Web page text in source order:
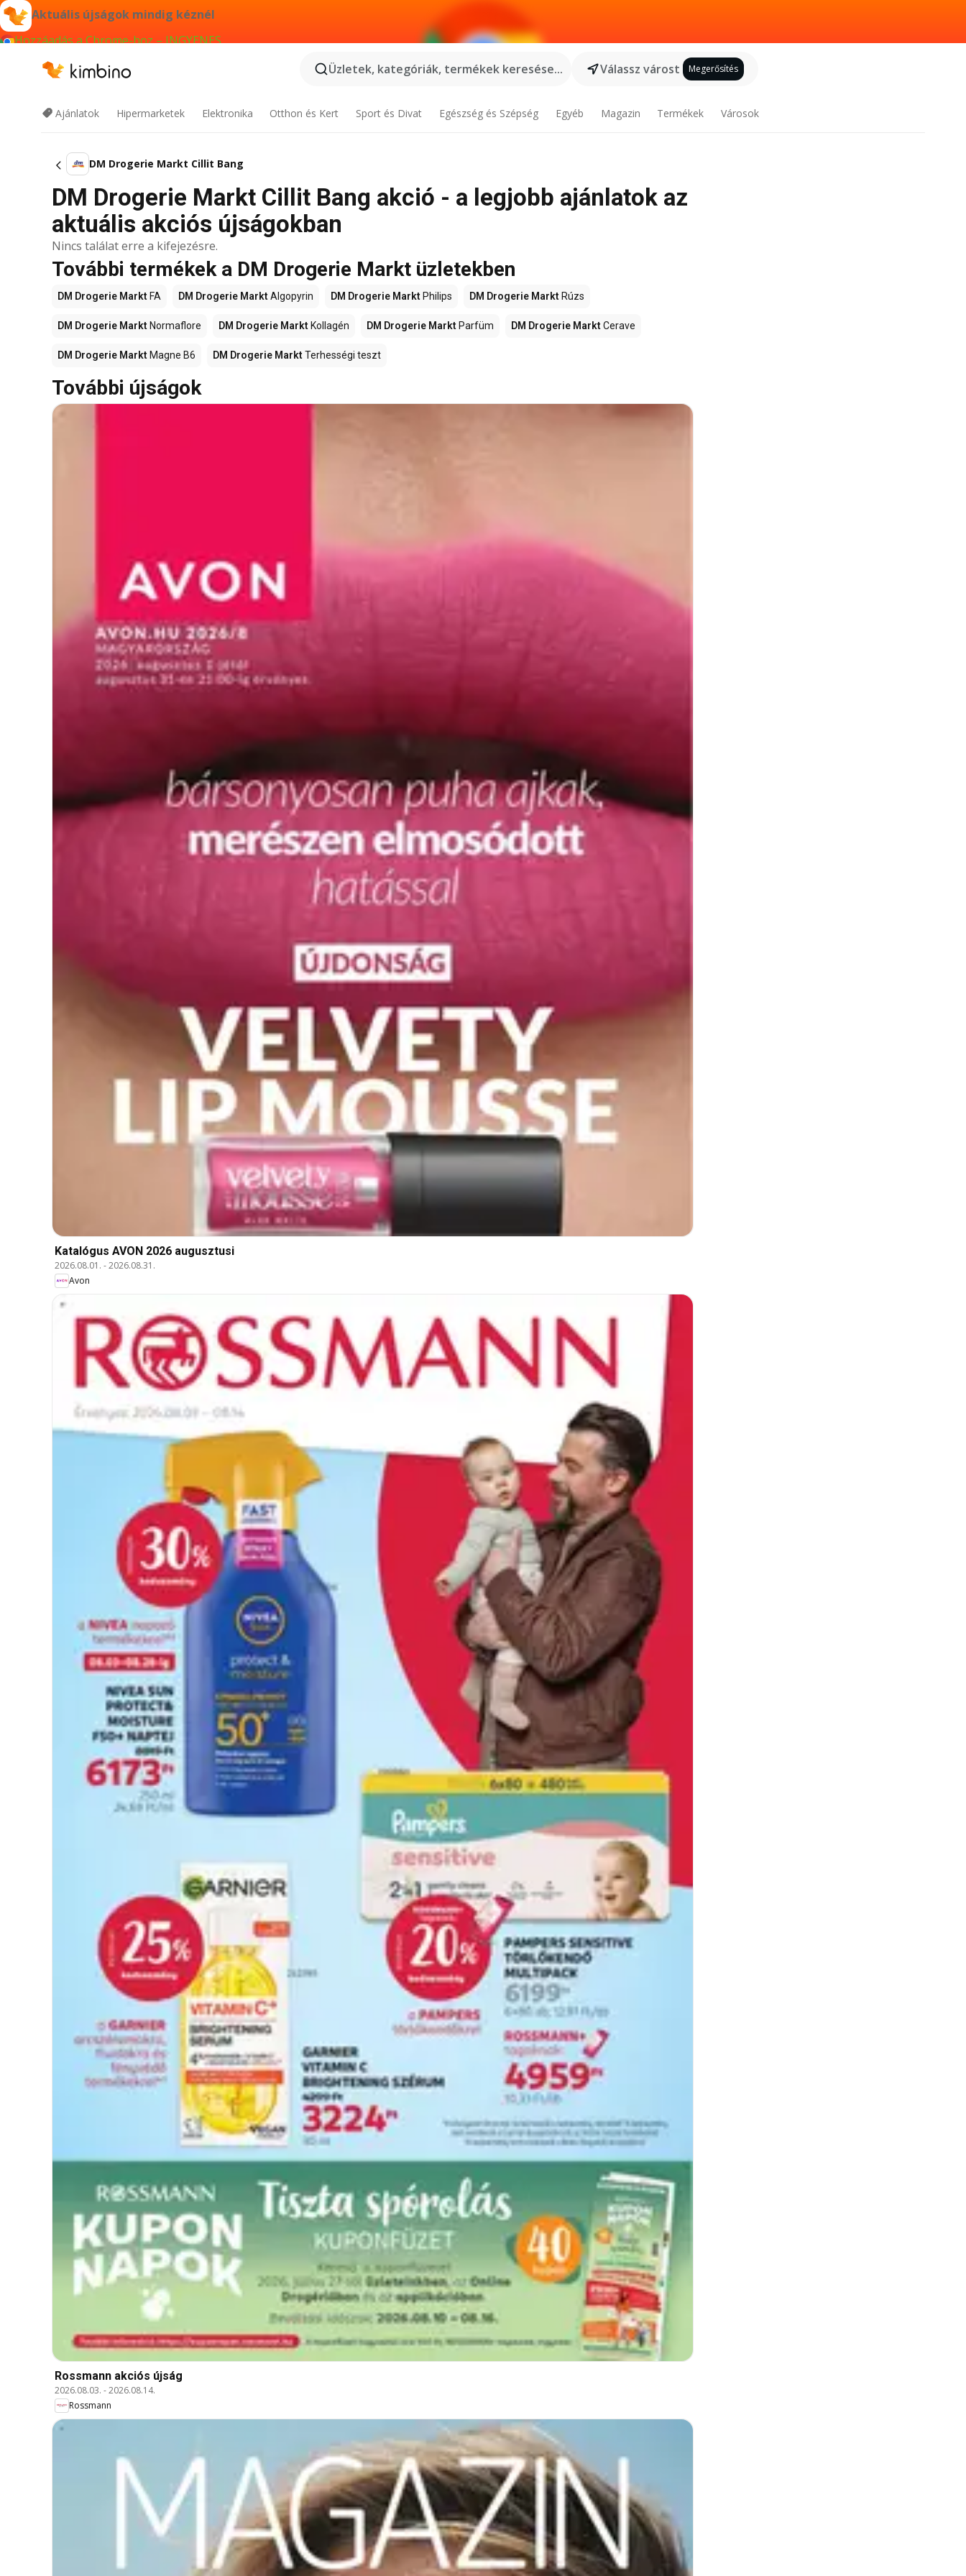
Aktuális újságok mindig kéznél
Hozzáadás a Chrome-hoz – INGYENES
Üzletek, kategóriák, termékek keresése...
Válassz várost Megerősítés
Ajánlatok Hipermarketek Elektronika Otthon és Kert Sport és Divat Egészség és Szépség Egyéb Magazin Termékek Városok
DM Drogerie Markt Cillit Bang
DM Drogerie Markt Cillit Bang akció - a legjobb ajánlatok az
aktuális akciós újságokban
Nincs találat erre a kifejezésre.
További termékek a DM Drogerie Markt üzletekben
DM Drogerie Markt FA DM Drogerie MarktAlgopyrin DM Drogerie Markt Philips DM Drogerie Markt Rúzs
DM Drogerie Markt Normaflore DM Drogerie Markt Kollagén DM Drogerie Markt Parfüm DM Drogerie MarktCerave
DM Drogerie Markt Magne B6 DM Drogerie MarktTerhességi teszt
További újságok
Katalógus AVON 2026 augusztusi
2026.08.01. -2026.08.31.
Avon
Rossmann akciós újság
2026.08.03. -2026.08.14.
Rossmann